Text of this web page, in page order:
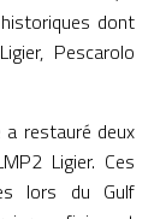
dont
Pescarolo
restauré deux
Ligier. Ces
lors du Gulf